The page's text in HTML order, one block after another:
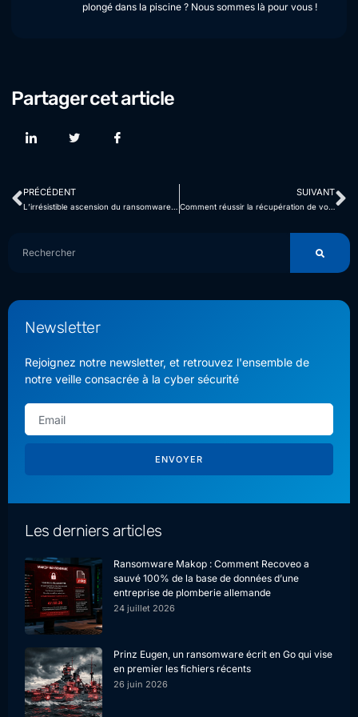
plongé dans la piscine ? Nous sommes là pour vous !
Partager cet article
PRÉCÉDENT
L’irrésistible ascension du ransomware 8Base : comprendre la menace et les moyens de défense
SUIVANT
Comment réussir la récupération de vos données après une attaque ransomware ?
Newsletter
Rejoignez notre newsletter, et retrouvez l'ensemble de
notre veille consacrée à la cyber sécurité
ENVOYER
Les derniers articles
Ransomware Makop : Comment Recoveo a
sauvé 100% de la base de données d’une
entreprise de plomberie allemande
24 juillet 2026
Prinz Eugen, un ransomware écrit en Go qui vise
en premier les fichiers récents
26 juin 2026